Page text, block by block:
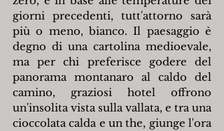
giorni precedenti, tutt'attorno sarà
più o meno, bianco. Il paesaggio è
degno di una cartolina medioevale,
ma per chi preferisce godere del
panorama montanaro al caldo del
camino, graziosi hotel offrono
un'insolita vista sulla vallata, e tra una
cioccolata calda e un the, giunge l'ora